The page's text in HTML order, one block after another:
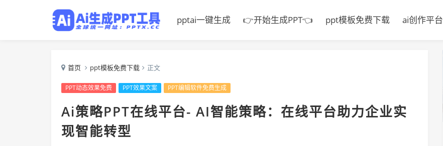
pptai一键生成 👉开始生成PPT👈 ppt模板免费下载 ai创作平台
首页 ppt模板免费下载 正文
PPT动态效果免费 PPT效果文案 PPT编辑软件免费生成
Ai策略PPT在线平台- AI智能策略：在线平台助力企业实
现智能转型